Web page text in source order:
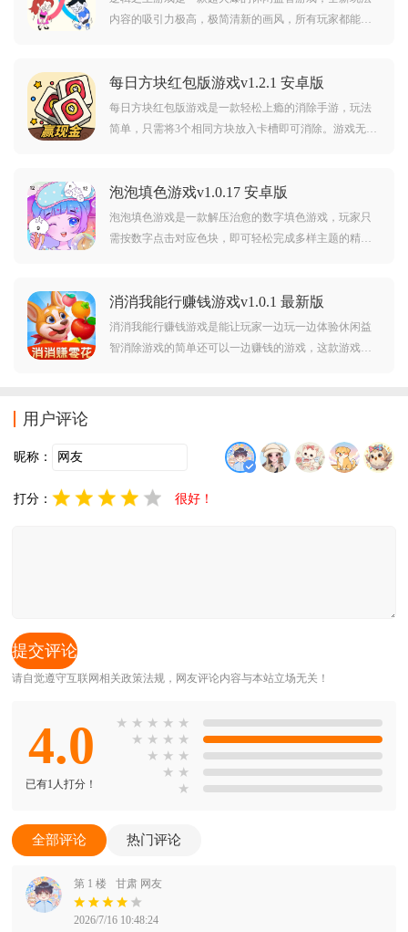
内容的吸引力极高，极简清新的画风，所有玩家都能在
此外便是各式各样的道具都可以使用，确保自己通关更
顺利！
每日方块红包版游戏v1.2.1 安卓版
每日方块红包版游戏是一款轻松上瘾的消除手游，玩法
简单，只需将3个相同方块放入卡槽即可消除。游戏无需
快来下载试试吧！
泡泡填色游戏v1.0.17 安卓版
泡泡填色游戏是一款解压治愈的数字填色游戏，玩家只
需按数字点击对应色块，即可轻松完成多样主题的精美
友快来下载试试吧！
消消我能行赚钱游戏v1.0.1 最新版
消消我能行赚钱游戏是能让玩家一边玩一边体验休闲益
智消除游戏的简单还可以一边赚钱的游戏，这款游戏中
用户评论
昵称：
打分： 很好！
请自觉遵守互联网相关政策法规，网友评论内容与本站立场无关！
4.0
已有1人打分！
★ ★ ★ ★ ★
★ ★ ★ ★
★ ★ ★
★ ★
★
全部评论 热门评论
第 1 楼 甘肃 网友
2026/7/16 10:48:24